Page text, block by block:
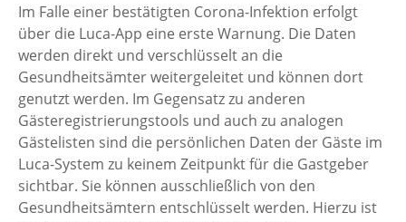
Im Falle einer bestätigten Corona-Infektion erfolgt
über die Luca-App eine erste Warnung. Die Daten
werden direkt und verschlüsselt an die
Gesundheitsämter weitergeleitet und können dort
genutzt werden. Im Gegensatz zu anderen
Gästeregistrierungstools und auch zu analogen
Gästelisten sind die persönlichen Daten der Gäste im
Luca-System zu keinem Zeitpunkt für die Gastgeber
sichtbar. Sie können ausschließlich von den
Gesundheitsämtern entschlüsselt werden. Hierzu ist